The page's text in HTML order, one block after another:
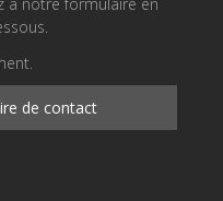
de contact